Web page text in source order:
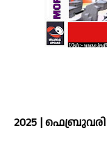
2025 | ഫെബ്രുവരി